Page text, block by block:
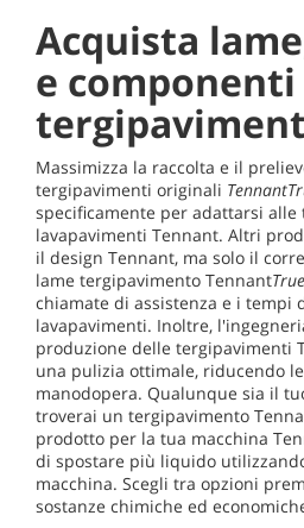
Acquista
e
Massimizza la raccolta e il
tergipavimenti originali
specificamente per adattarsi alle
lavapavimenti Tennant. Altri
il design Tennant, ma solo il
lame tergipavimento TennantTrue
chiamate di assistenza e i tempi
lavapavimenti. Inoltre,
produzione delle tergipavimenti
una pulizia ottimale, riducendo
manodopera. Qualunque sia il
troverai un tergipavimento
prodotto per la tua macchina
di spostare più liquido
macchina. Scegli tra opzioni
sostanze chimiche ed